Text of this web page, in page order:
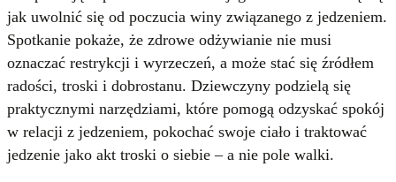
jak uwolnić się od poczucia winy związanego z jedzeniem.
Spotkanie pokaże, że zdrowe odżywianie nie musi
oznaczać restrykcji i wyrzeczeń, a może stać się źródłem
radości, troski i dobrostanu. Dziewczyny podzielą się
praktycznymi narzędziami, które pomogą odzyskać spokój
w relacji z jedzeniem, pokochać swoje ciało i traktować
jedzenie jako akt troski o siebie – a nie pole walki.